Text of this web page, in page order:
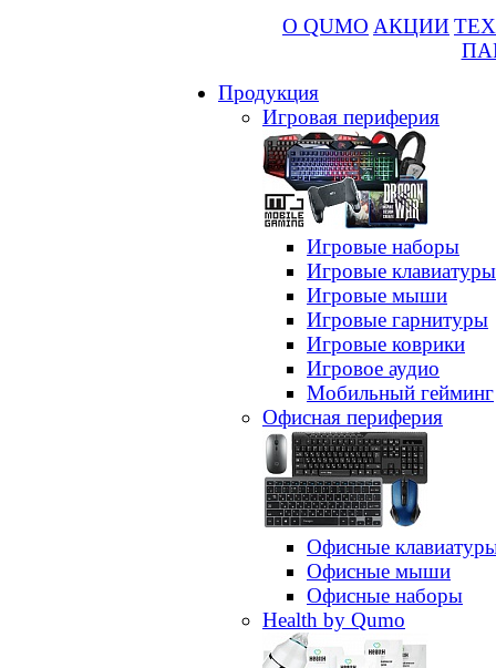
О QUMO АКЦИИ
Продукция
Игровая периферия
Игровые наборы
Игровые клавиатуры
Игровые мыши
Игровые гарнитуры
Игровые коврики
Игровое аудио
Мобильный гейминг
Офисная периферия
Офисные
Офисные мыши
Офисные наборы
Health by Qumo